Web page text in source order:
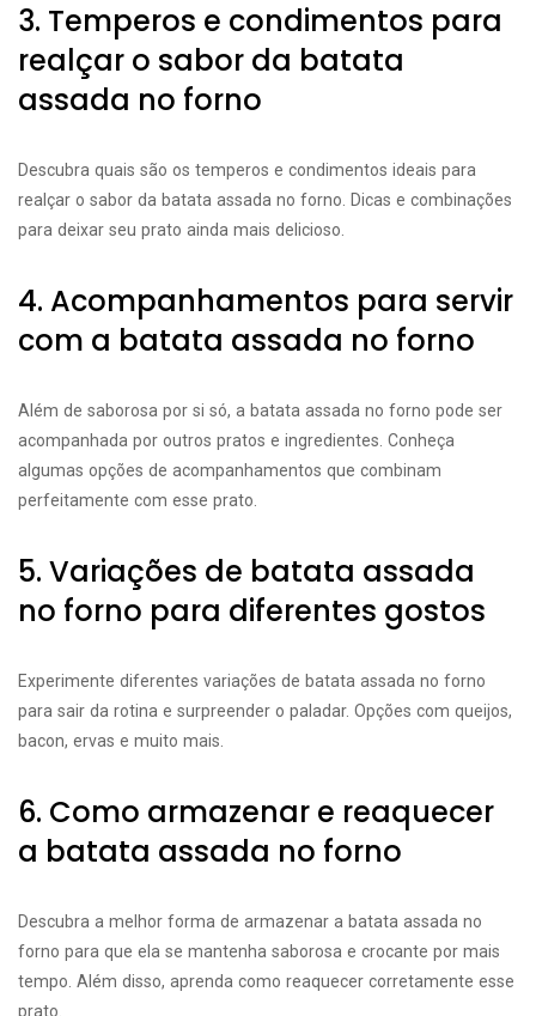
3. Temperos e condimentos para
realçar o sabor da batata
assada no forno
Descubra quais são os temperos e condimentos ideais para
realçar o sabor da batata assada no forno. Dicas e combinações
para deixar seu prato ainda mais delicioso.
4. Acompanhamentos para servir
com a batata assada no forno
Além de saborosa por si só, a batata assada no forno pode ser
acompanhada por outros pratos e ingredientes. Conheça
algumas opções de acompanhamentos que combinam
perfeitamente com esse prato.
5. Variações de batata assada
no forno para diferentes gostos
Experimente diferentes variações de batata assada no forno
para sair da rotina e surpreender o paladar. Opções com queijos,
bacon, ervas e muito mais.
6. Como armazenar e reaquecer
a batata assada no forno
Descubra a melhor forma de armazenar a batata assada no
forno para que ela se mantenha saborosa e crocante por mais
tempo. Além disso, aprenda como reaquecer corretamente esse
prato.